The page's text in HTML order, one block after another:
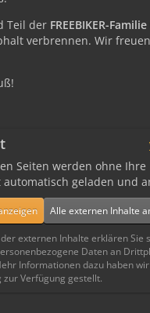
Teil der FREEBIKER-Familie
verbrennen. Wir
Seiten werden ohne Ihre
geladen und
Alle externen Inhalte
externen Inhalte erklären Sie
Daten an
Informationen dazu haben
Verfügung gestellt.